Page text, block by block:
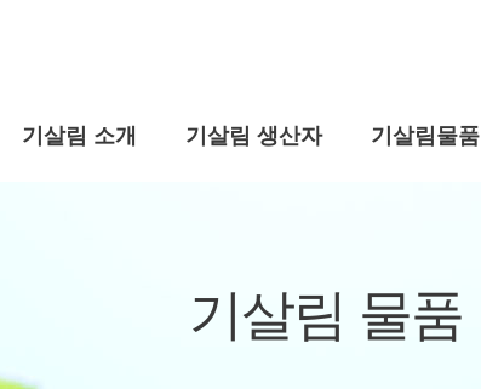
기살림 소개 기살림 생산자 기살림물품
기살림 물품